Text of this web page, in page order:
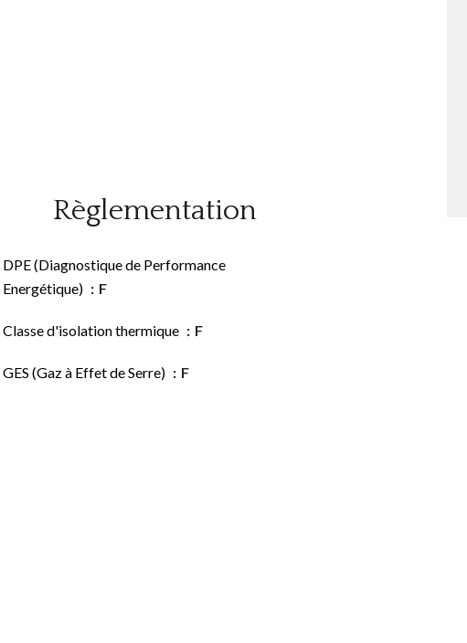
Règlementation
DPE (Diagnostique de Performance
Energétique)
F
Classe d'isolation thermique F
GES (Gaz à Effet de Serre) F